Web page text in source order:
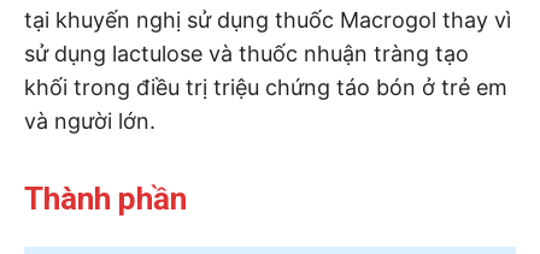
tại khuyến nghị sử dụng thuốc Macrogol thay vì
sử dụng lactulose và thuốc nhuận tràng tạo
khối trong điều trị triệu chứng táo bón ở trẻ em
và người lớn.
Thành phần